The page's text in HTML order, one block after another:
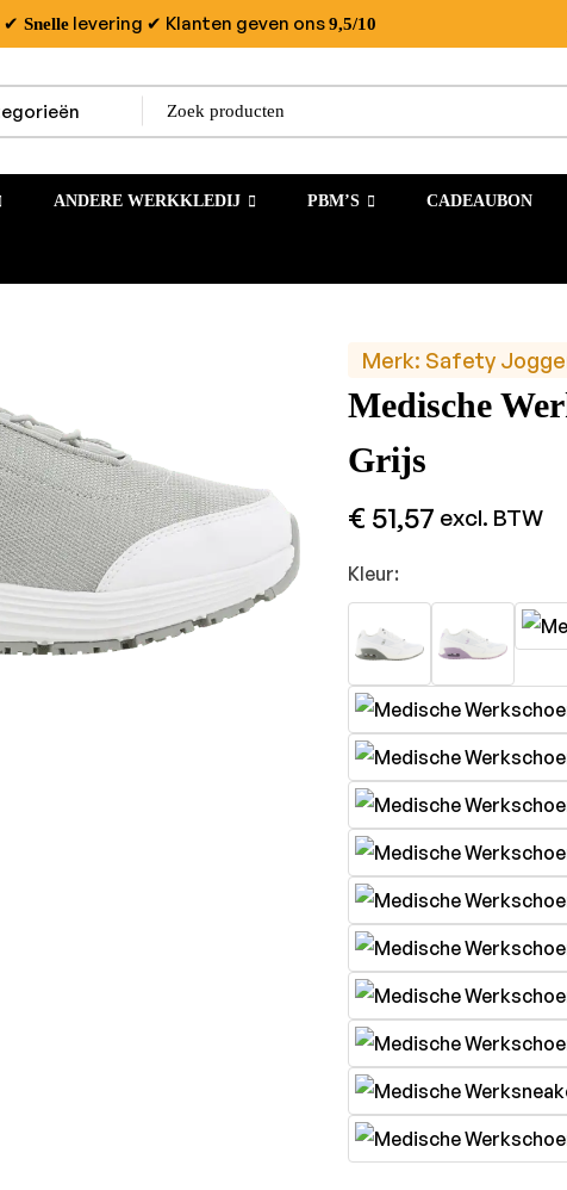
✔ Snelle levering ✔ Klanten geven ons9,5/10
ANDERE WERKKLEDIJ PBM’S CADEAUBON
Merk: Safety
Medische
Grijs
€ 51,57 excl. BTW
Kleur: